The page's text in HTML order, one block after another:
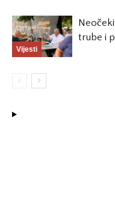
Vijesti
trube i